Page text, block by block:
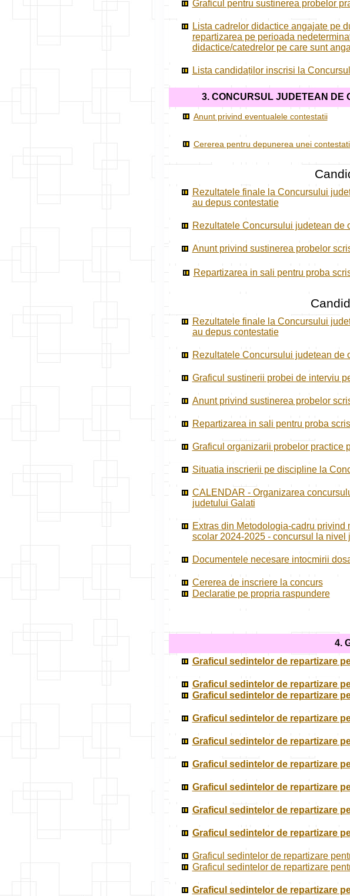
Graficul pentru sustinerea probelor
Lista cadrelor didactice angajate pe
repartizarea pe perioada
didactice/catedrelor pe care sunt
Lista candidaților inscrisi la
3. CONCURSUL JUDETEAN DE
Anunt privind eventualele contestatii
Cererea pentru depunerea unei
Rezultatele finale la Concursului
au depus contestatie
Rezultatele Concursului judetean de
Anunt privind sustinerea probelor
Repartizarea in sali pentru proba
Rezultatele finale la Concursului
au depus contestatie
Rezultatele Concursului judetean de
Graficul sustinerii probei de interviu
Anunt privind sustinerea probelor
Repartizarea in sali pentru proba
Graficul organizarii probelor practice
Situatia inscrierii pe discipline la
CALENDAR - Organizarea
judetului Galati
Extras din Metodologia-cadru
scolar 2024-2025 - concursul la nivel
Documentele necesare intocmirii
Cererea de inscriere la concurs
Declaratie pe propria raspundere
4.
Graficul sedintelor de repartizare
Graficul sedintelor de repartizare
Graficul sedintelor de repartizare
Graficul sedintelor de repartizare
Graficul sedintelor de repartizare
Graficul sedintelor de repartizare
Graficul sedintelor de repartizare
Graficul sedintelor de repartizare
Graficul sedintelor de repartizare
Graficul sedintelor de repartizare
Graficul sedintelor de repartizare
Graficul sedintelor de repartizare